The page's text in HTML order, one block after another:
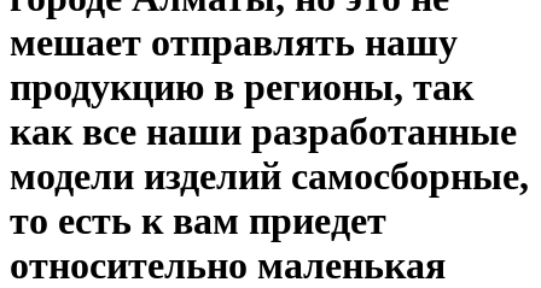
мешает отправлять нашу
продукцию в регионы, так
как все наши разработанные
модели изделий самосборные,
то есть к вам приедет
относительно маленькая